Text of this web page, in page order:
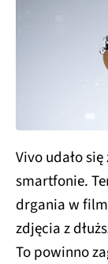
Vivo udało
smartfonie.
drgania w
zdjęcia z
To powinno